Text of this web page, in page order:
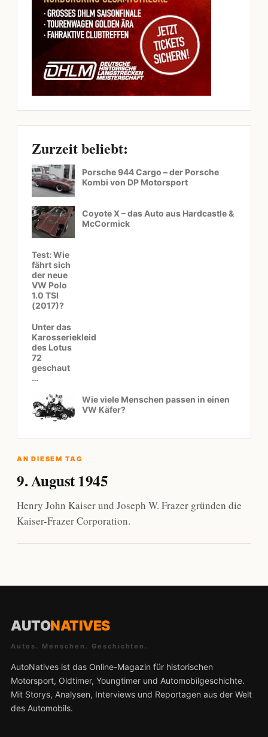
Zurzeit beliebt:
Porsche 944 Cargo – der Porsche
Kombi von DP Motorsport
Coyote X – das Auto aus Hardcastle &
McCormick
Test: Wie
fährt sich
der neue
VW Polo
1.0 TSI
(2017)?
Unter das
Karosseriekleid
des Lotus
72
geschaut
…
Wie viele Menschen passen in einen
VW Käfer?
AN DIESEM TAG
9. August 1945
Henry John Kaiser und Joseph W. Frazer gründen die
Kaiser-Frazer Corporation.
AUTONATIVES
Autos. Menschen. Geschichten.
AutoNatives ist das Online-Magazin für historischen
Motorsport, Oldtimer, Youngtimer und Automobilgeschichte.
Mit Storys, Analysen, Interviews und Reportagen aus der Welt
des Automobils.